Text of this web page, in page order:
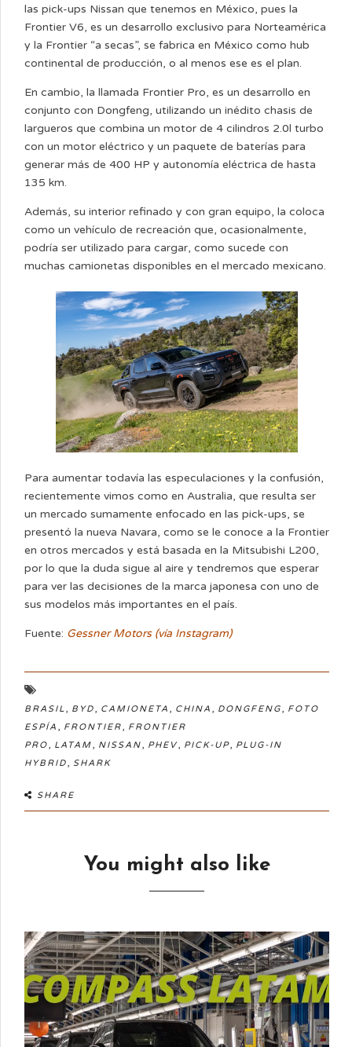
las pick-ups Nissan que tenemos en México, pues la
Frontier V6, es un desarrollo exclusivo para Norteamérica
y la Frontier “a secas”, se fabrica en México como hub
continental de producción, o al menos ese es el plan.
En cambio, la llamada Frontier Pro, es un desarrollo en
conjunto con Dongfeng, utilizando un inédito chasis de
largueros que combina un motor de 4 cilindros 2.0l turbo
con un motor eléctrico y un paquete de baterías para
generar más de 400 HP y autonomía eléctrica de hasta
135 km.
Además, su interior refinado y con gran equipo, la coloca
como un vehículo de recreación que, ocasionalmente,
podría ser utilizado para cargar, como sucede con
muchas camionetas disponibles en el mercado mexicano.
Para aumentar todavía las especulaciones y la confusión,
recientemente vimos como en Australia, que resulta ser
un mercado sumamente enfocado en las pick-ups, se
presentó la nueva Navara, como se le conoce a la Frontier
en otros mercados y está basada en la Mitsubishi L200,
por lo que la duda sigue al aire y tendremos que esperar
para ver las decisiones de la marca japonesa con uno de
sus modelos más importantes en el país.
Fuente: Gessner Motors (vía Instagram)
BRASIL, BYD, CAMIONETA , CHINA , DONGFENG, FOTO
ESPÍA , FRONTIER, FRONTIER
PRO, LATAM, NISSAN, PHEV, PICK-UP, PLUG-IN
HYBRID, SHARK
SHARE
You might also like